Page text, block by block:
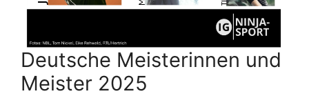
Deutsche Meisterinnen und
Meister 2025